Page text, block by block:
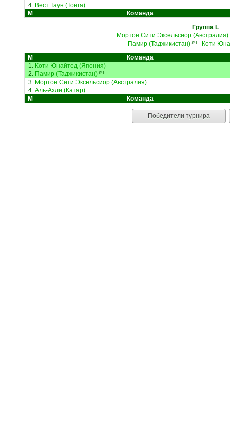
4. Вест Таун (Тонга)
М
Команда
Группа L
Мортон Сити Эксельсиор (Австралия)
Памир (Таджикистан)ЛЧ- Коти
М
Команда
1. Коти Юнайтед (Япония)
2. Памир (Таджикистан)ЛЧ
3. Мортон Сити Эксельсиор (Австралия)
4. Аль-Ахли (Катар)
М
Команда
Победители турнира